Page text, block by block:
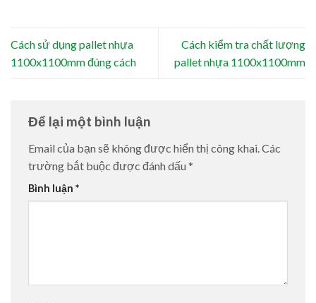
Cách sử dụng pallet nhựa
1100x1100mm đúng cách
Cách kiểm tra chất lượng
pallet nhựa 1100x1100mm
Để lại một bình luận
Email của bạn sẽ không được hiển thị công khai.Các
trường bắt buộc được đánh dấu *
Bình luận *